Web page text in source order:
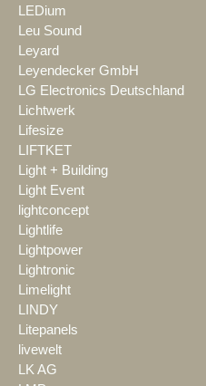
LEDium
Leu Sound
Leyard
Leyendecker GmbH
LG Electronics Deutschland
Lichtwerk
Lifesize
LIFTKET
Light + Building
Light Event
lightconcept
Lightlife
Lightpower
Lightronic
Limelight
LINDY
Litepanels
livewelt
LK AG